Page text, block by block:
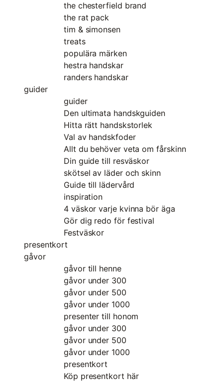
the chesterfield brand
the rat pack
tim & simonsen
treats
populära märken
hestra handskar
randers handskar
guider
guider
Den ultimata handskguiden
Hitta rätt handskstorlek
Val av handskfoder
Allt du behöver veta om fårskinn
Din guide till resväskor
skötsel av läder och skinn
Guide till lädervård
inspiration
4 väskor varje kvinna bör äga
Gör dig redo för festival
Festväskor
presentkort
gåvor
gåvor till henne
gåvor under 300
gåvor under 500
gåvor under 1000
presenter till honom
gåvor under 300
gåvor under 500
gåvor under 1000
presentkort
Köp presentkort här